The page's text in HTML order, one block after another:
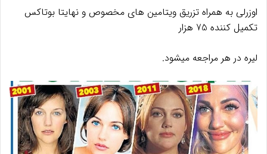
اوزرلی به همراه تزریق ویتامین های مخصوص و نهایتا بوتاکس
تکمیل کننده 75 هزار
لیره در هر مراجعه میشود.